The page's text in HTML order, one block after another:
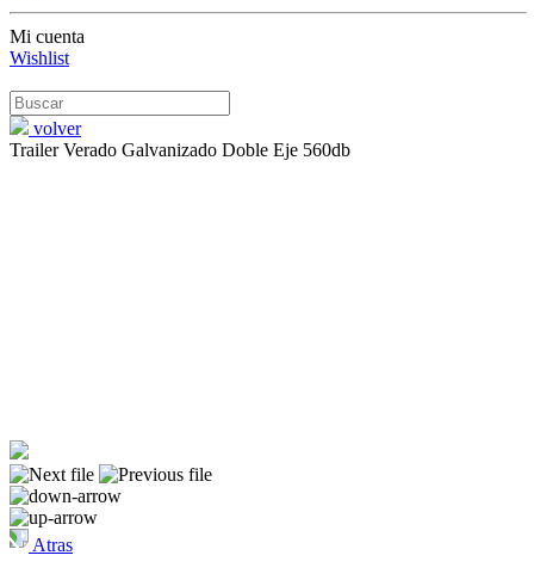
Mi cuenta
Wishlist
volver
Trailer Verado Galvanizado Doble Eje 560db
Atras